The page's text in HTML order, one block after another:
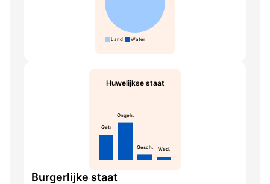
Land Water
Huwelijkse staat
Getr
Ongeh.
Gesch. Wed.
Burgerlijke staat